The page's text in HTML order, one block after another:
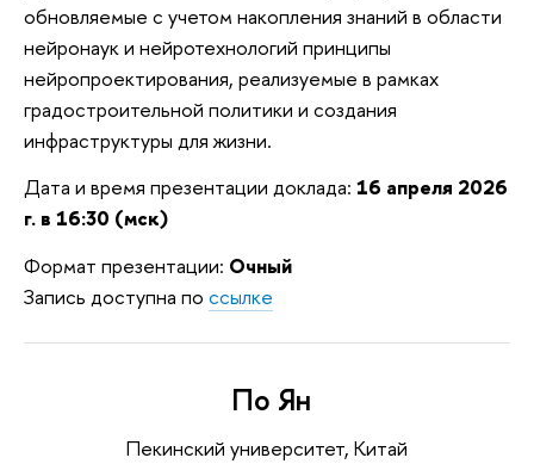
обновляемые с учетом накопления знаний в области
нейронаук и нейротехнологий принципы
нейропроектирования, реализуемые в рамках
градостроительной политики и создания
инфраструктуры для жизни.
Дата и время презентации доклада: 16 апреля 2026
г. в 16:30 (мск)
Формат презентации: Очный
Запись доступна по ссылке
По Ян
Пекинский университет, Китай